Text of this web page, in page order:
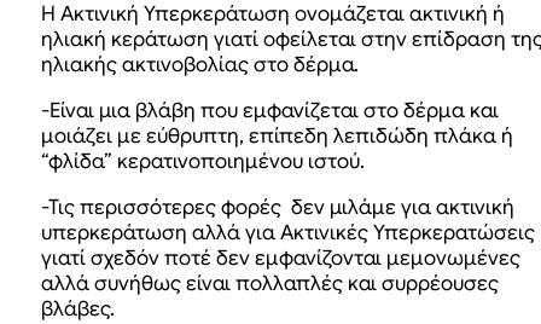
Η Ακτινική Υπερκεράτωση ονομάζεται ακτινική ή
ηλιακή κεράτωση γιατί οφείλεται στην επίδραση
ηλιακής ακτινοβολίας στο δέρμα.
-Είναι μια βλάβη που εμφανίζεται στο δέρμα και
μοιάζει με εύθρυπτη, επίπεδη λεπιδώδη πλάκα ή
“φλίδα” κερατινοποιημένου ιστού.
-Τις περισσότερες φορές δεν μιλάμε για ακτινική
υπερκεράτωση αλλά για Ακτινικές Υπερκερατώσεις
γιατί σχεδόν ποτέ δεν εμφανίζονται μεμονωμένες
αλλά συνήθως είναι πολλαπλές και συρρέουσες
βλάβες.